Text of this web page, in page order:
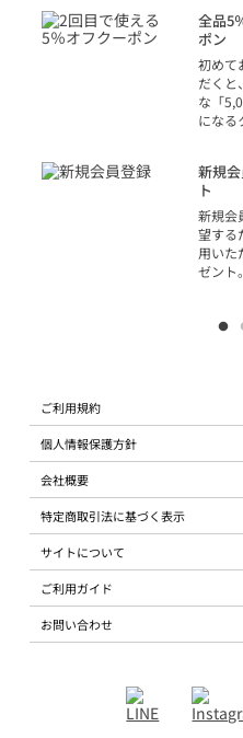
全品5
ポン
初めて
だくと
な「
になる
新規
ト
新規会
望する
用いた
ゼント。
ご利用規約
個人情報保護方針
会社概要
特定商取引法に基づく表示
サイトについて
ご利用ガイド
お問い合わせ